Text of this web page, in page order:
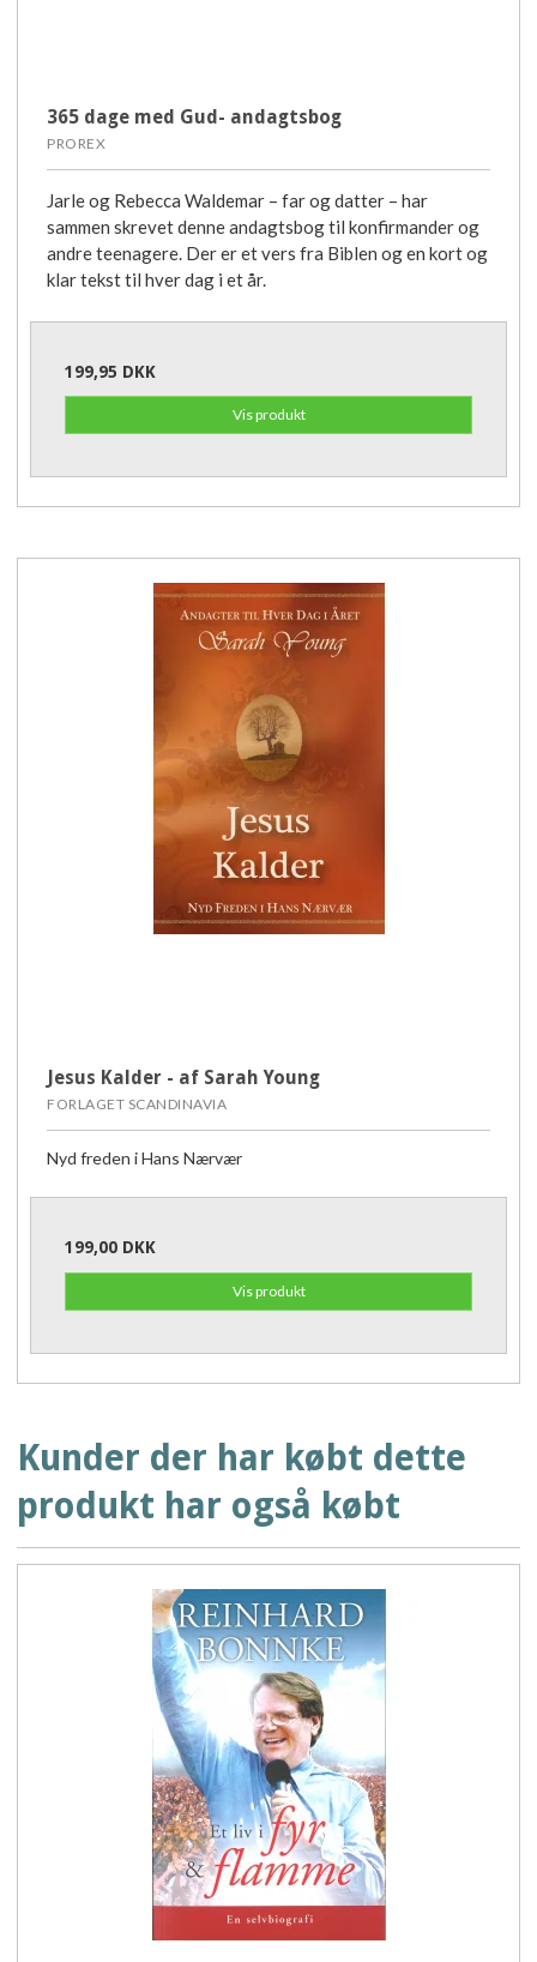
365 dage med Gud- andagtsbog
PROREX
Jarle og Rebecca Waldemar – far og datter – har
sammen skrevet denne andagtsbog til konfirmander og
andre teenagere. Der er et vers fra Biblen og en kort og
klar tekst til hver dag i et år.
199,95 DKK
Vis produkt
Jesus Kalder - af Sarah Young
FORLAGET SCANDINAVIA
Nyd freden i Hans Nærvær
199,00 DKK
Vis produkt
Kunder der har købt dette
produkt har også købt